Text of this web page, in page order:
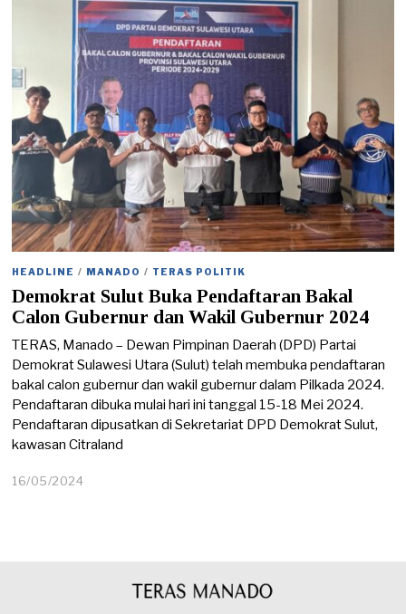
2
0
2
4
HEADLINE / MANADO / TERAS POLITIK
Demokrat Sulut Buka Pendaftaran Bakal
Calon Gubernur dan Wakil Gubernur 2024
TERAS, Manado – Dewan Pimpinan Daerah (DPD) Partai
Demokrat Sulawesi Utara (Sulut) telah membuka pendaftaran
bakal calon gubernur dan wakil gubernur dalam Pilkada 2024.
Pendaftaran dibuka mulai hari ini tanggal 15-18 Mei 2024.
Pendaftaran dipusatkan di Sekretariat DPD Demokrat Sulut,
kawasan Citraland
16/05/2024